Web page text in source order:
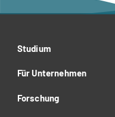
Studium
Für Unternehmen
Forschung